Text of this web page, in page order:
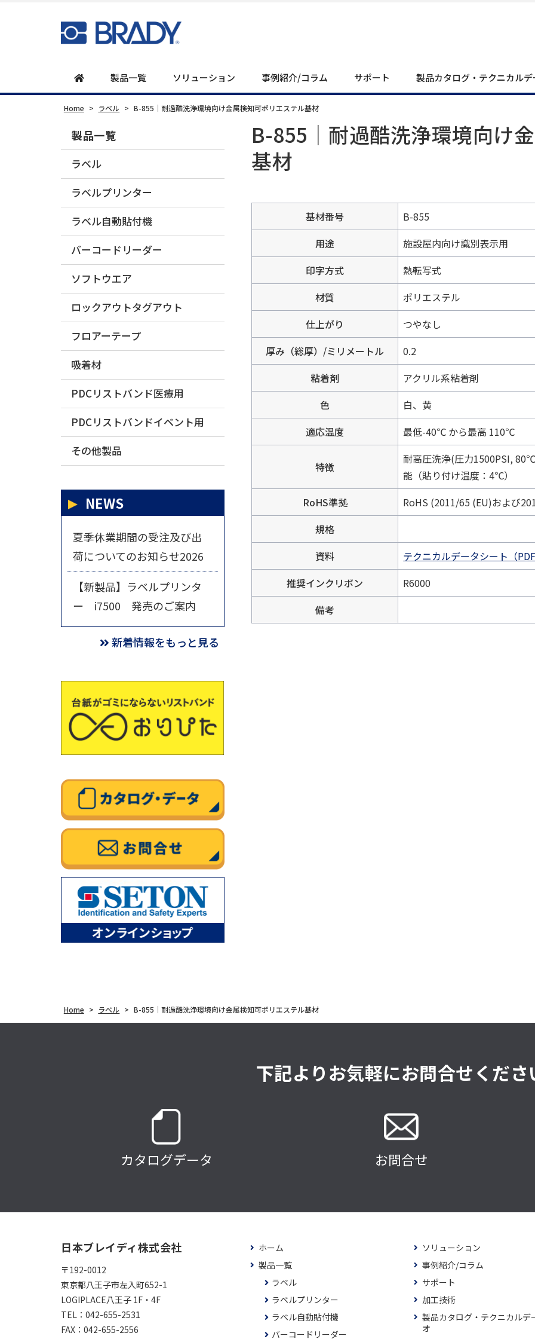
製品一覧 ソリューション 事例紹介/コラム サポート 製品カタログ・テクニカル
Home > ラベル > B-855｜耐過酷洗浄環境向け金属検知可ポリエステル基材
B-855｜耐過酷洗浄環境向け
基材
基材番号
B-855
用途
施設屋内向け識別表示用
印字方式
熱転写式
材質
ポリエステル
仕上がり
つやなし
厚み（総厚）/ミリメートル
0.2
粘着剤
アクリル系粘着剤
色
白、黄
適応温度
最低-40℃ から最高 110℃
特徴
耐高圧洗浄(圧力1500PSI,
能（貼り付け温度：4℃）
RoHS準拠
RoHS (2011/65 (EU)および
規格
資料
テクニカルデータシート（
推奨インクリボン
R6000
備考
製品一覧
ラベル
ラベルプリンター
ラベル自動貼付機
バーコードリーダー
ソフトウエア
ロックアウトタグアウト
フロアーテープ
吸着材
PDCリストバンド医療用
PDCリストバンドイベント用
その他製品
NEWS
夏季休業期間の受注及び出
荷についてのお知らせ2026
【新製品】ラベルプリンタ
ー i7500 発売のご案内
新着情報をもっと見る
Home > ラベル > B-855｜耐過酷洗浄環境向け金属検知可ポリエステル基材
下記よりお気軽にお問合せくださ
カタログデータ お問合せ
日本ブレイディ株式会社
〒192-0012
東京都八王子市左入町652-1
LOGIPLACE八王子 1F・4F
TEL： 042-655-2531
FAX： 042-655-2556
ホーム
製品一覧
ラベル
ラベルプリンター
ラベル自動貼付機
バーコードリーダー
ソリューション
事例紹介/コラム
サポート
加工技術
製品カタログ・テクニカルデ
オ